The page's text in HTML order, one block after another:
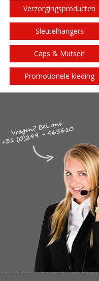
Verzorgingsproducten
Sleutelhangers
Caps & Mutsen
Promotionele kleding